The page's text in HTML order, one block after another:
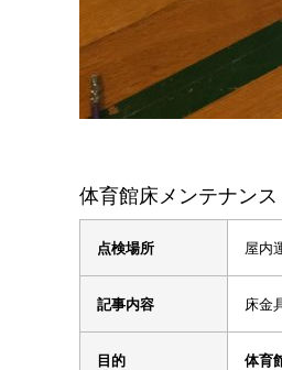
体育館床メンテナンス
点検場所 屋内
記事内容 床金
目的 体育